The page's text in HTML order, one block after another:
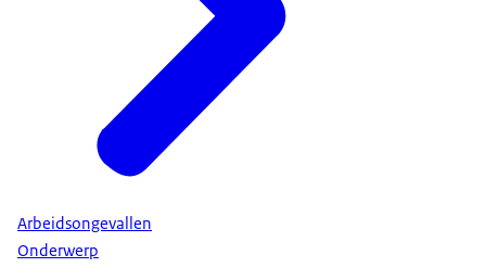
Arbeidsongevallen
Onderwerp